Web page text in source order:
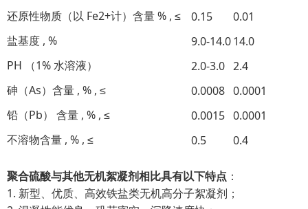
还原性物质（以 Fe2+计）含量 % , ≤
0.15
0.01
盐基度 , %
9.0-14.014.0
PH （1% 水溶液）
2.0-3.0 2.4
砷（As）含量 , % , ≤
0.0008 0.0001
铅（Pb） 含量 , % , ≤
0.0015 0.0001
不溶物含量 , % , ≤
0.5 0.4
聚合硫酸与其他无机絮凝剂相比具有以下特点 ：
1. 新型、优质、高效铁盐类无机高分子絮凝剂；